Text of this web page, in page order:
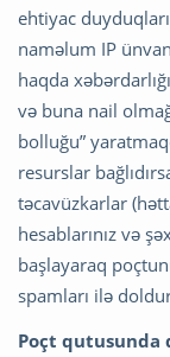
ehtiyac
naməlum IP
haqda
və buna nail
bolluğu”
resurslar
təcavüzkarlar
hesablarınız və
başlayaraq
spamları ilə
Poçt qutusunda